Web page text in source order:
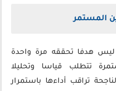
المستمر
هدفا تحققه مرة واحدة
تتطلب قياسا وتحليلا
تراقب أداءها باستمرار